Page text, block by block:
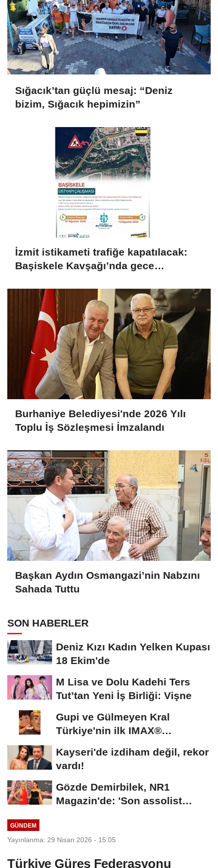
Sığacık’tan güçlü mesaj: “Deniz
bizim, Sığacık hepimizin”
İzmit istikameti trafiğe kapatılacak:
Başiskele Kavşağı’nda gece
Burhaniye Belediyesi'nde 2026 Yılı
Toplu İş Sözleşmesi İmzalandı
Başkan Aydın Osmangazi’nin Nabzını
Sahada Tuttu
SON HABERLER
Deniz Kızı Kadın Yelken Kupası
18 Ekim'de
M Lisa ve Dolu Kadehi Ters
Tut’tan Yeni İş Birliği: Vişne
Gupi ve Gülmeyen Kral
Türkiye'nin ilk IMAX®
Kayseri'de izdiham değil, rekor
vardı!
Gözde Demirbilek, NR1
Magazin'de: 'Son assolist
GÜNDEM
Yayınlanma: 29 Nisan 2026 - 15:05
Türkiye Güreş Federasyonu